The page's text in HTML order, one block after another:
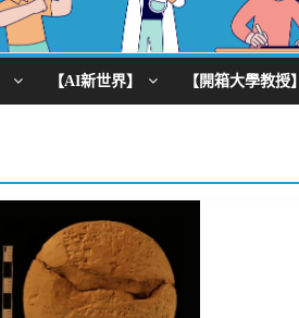
【AI新世界】 【開箱大學教授】